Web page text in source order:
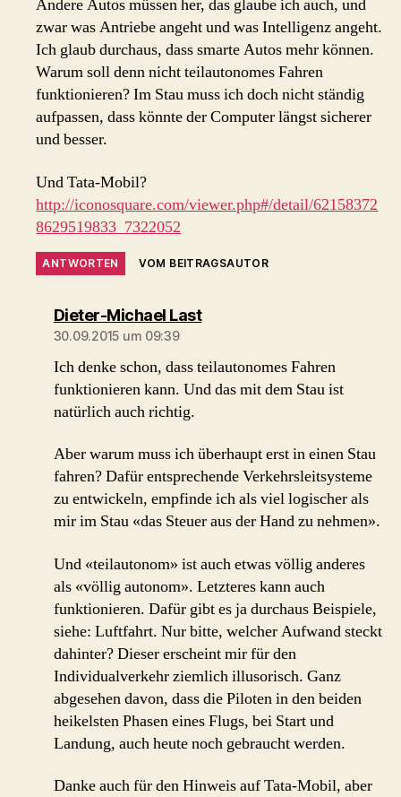
Andere Autos müssen her, das glaube ich auch, und
zwar was Antriebe angeht und was Intelligenz angeht.
Ich glaub durchaus, dass smarte Autos mehr können.
Warum soll denn nicht teilautonomes Fahren
funktionieren? Im Stau muss ich doch nicht ständig
aufpassen, dass könnte der Computer längst sicherer
und besser.
Und Tata-Mobil?
http://iconosquare.com/viewer.php#/detail/62158372
8629519833_7322052
ANTWORTEN VOM BEITRAGSAUTOR
Dieter-Michael Lastsagt:
30.09.2015 um 09:39
Ich denke schon, dass teilautonomes Fahren
funktionieren kann. Und das mit dem Stau ist
natürlich auch richtig.
Aber warum muss ich überhaupt erst in einen Stau
fahren? Dafür entsprechende Verkehrsleitsysteme
zu entwickeln, empfinde ich als viel logischer als
mir im Stau «das Steuer aus der Hand zu nehmen».
Und «teilautonom» ist auch etwas völlig anderes
als «völlig autonom». Letzteres kann auch
funktionieren. Dafür gibt es ja durchaus Beispiele,
siehe: Luftfahrt. Nur bitte, welcher Aufwand steckt
dahinter? Dieser erscheint mir für den
Individualverkehr ziemlich illusorisch. Ganz
abgesehen davon, dass die Piloten in den beiden
heikelsten Phasen eines Flugs, bei Start und
Landung, auch heute noch gebraucht werden.
Danke auch für den Hinweis auf Tata-Mobil, aber